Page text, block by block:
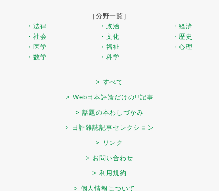
［分野一覧］
・法律
・政治
・経済
・社会
・文化
・歴史
・医学
・福祉
・心理
・数学
・科学
> すべて
> Web日本評論だけの!!記事
> 話題の本わしづかみ
> 日評雑誌記事セレクション
> リンク
> お問い合わせ
> 利用規約
> 個人情報について